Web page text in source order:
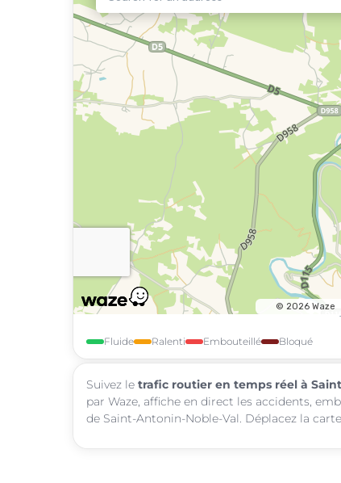
Fluide Ralenti Embouteillé Bloqué
Suivez le trafic routier en temps réel à
par Waze, affiche en direct les accidents,
de Saint-Antonin-Noble-Val. Déplacez la